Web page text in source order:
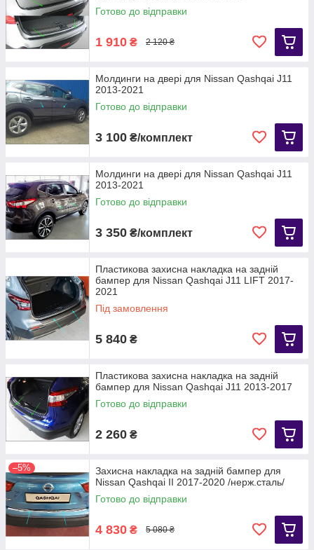
Готово до відправки
1 910 ₴ 2 120 ₴
Молдинги на двері для Nissan Qashqai J11
2013-2021
Готово до відправки
3 100 ₴/комплект
Молдинги на двері для Nissan Qashqai J11
2013-2021
Готово до відправки
3 350 ₴/комплект
Пластикова захисна накладка на задній
бампер для Nissan Qashqai J11 LIFT 2017-
2021
Під замовлення
5 840 ₴
Пластикова захисна накладка на задній
бампер для Nissan Qashqai J11 2013-2017
Готово до відправки
2 260 ₴
–5%
Захисна накладка на задній бампер для
Nissan Qashqai II 2017-2020 /нерж.сталь/
Готово до відправки
4 830 ₴ 5 080 ₴